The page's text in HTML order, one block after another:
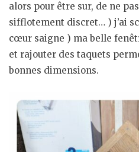
alors pour être sur, de ne
sifflotement discret… ) j’ai
cœur saigne ) ma belle
et rajouter des taquets
bonnes dimensions.